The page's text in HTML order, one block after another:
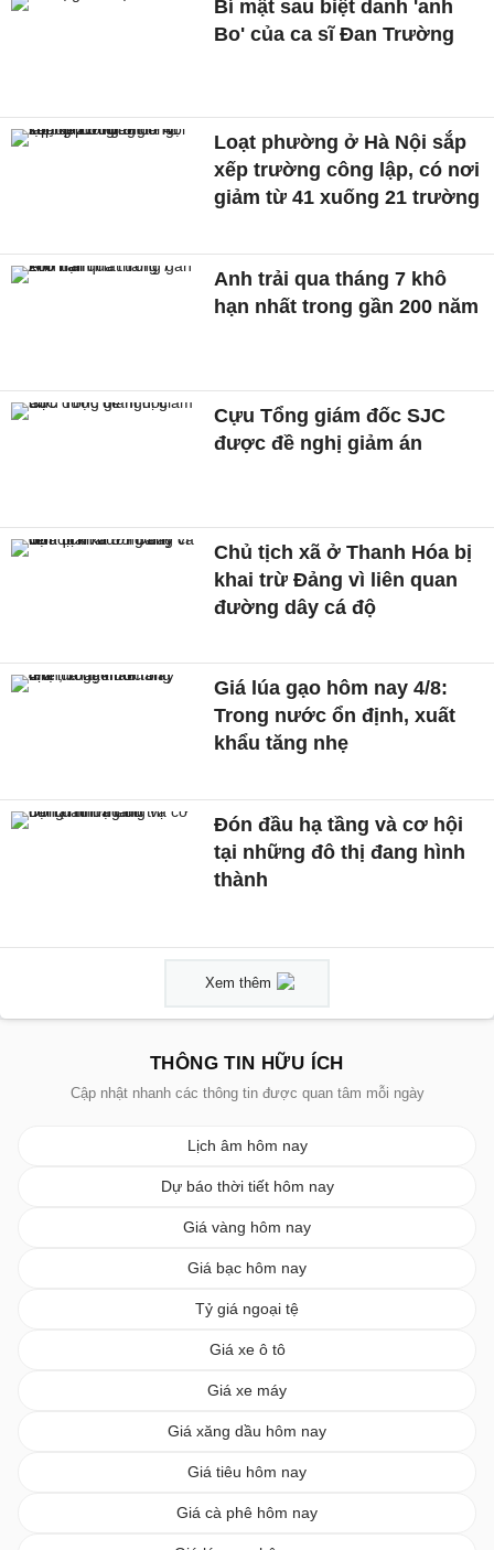
Bí mật sau biệt danh 'anh
Bo' của ca sĩ Đan Trường
Loạt phường ở Hà Nội sắp
xếp trường công lập, có nơi
giảm từ 41 xuống 21 trường
Anh trải qua tháng 7 khô
hạn nhất trong gần 200 năm
Cựu Tổng giám đốc SJC
được đề nghị giảm án
Chủ tịch xã ở Thanh Hóa bị
khai trừ Đảng vì liên quan
đường dây cá độ
Giá lúa gạo hôm nay 4/8:
Trong nước ổn định, xuất
khẩu tăng nhẹ
Đón đầu hạ tầng và cơ hội
tại những đô thị đang hình
thành
Xem thêm
THÔNG TIN HỮU ÍCH
Cập nhật nhanh các thông tin được quan tâm mỗi ngày
Lịch âm hôm nay
Dự báo thời tiết hôm nay
Giá vàng hôm nay
Giá bạc hôm nay
Tỷ giá ngoại tệ
Giá xe ô tô
Giá xe máy
Giá xăng dầu hôm nay
Giá tiêu hôm nay
Giá cà phê hôm nay